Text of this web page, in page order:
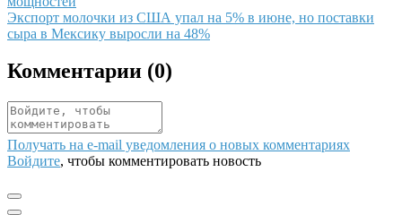
Иллюстрация новости
Экспорт молочки из США упал на 5% в июне, но поставки
сыра в Мексику выросли на 48%
Комментарии (0)
Получать на e‑mail уведомления о новых комментариях
Войдите, чтобы комментировать новость